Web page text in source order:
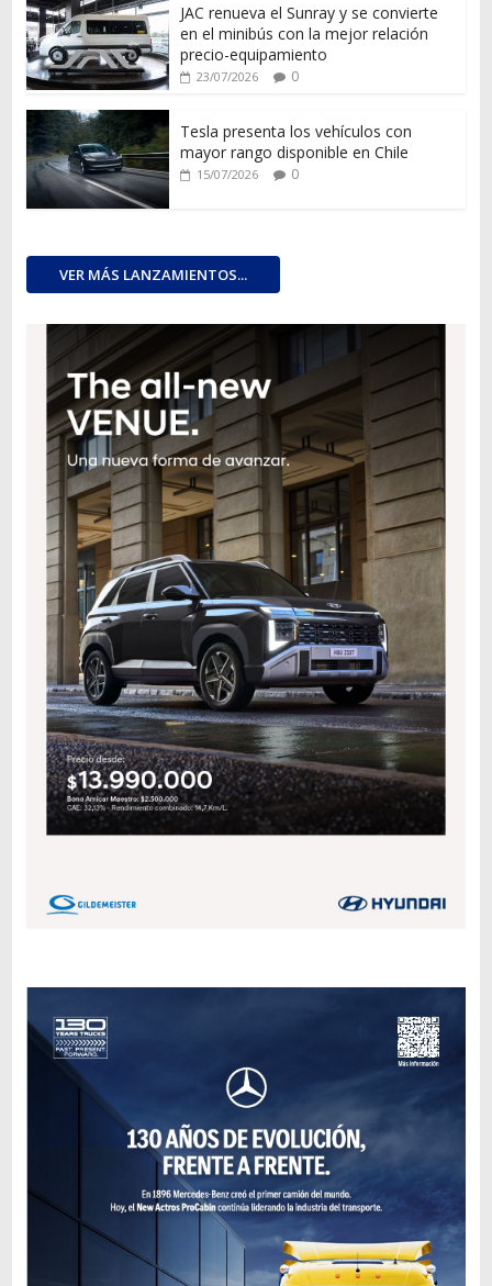
JAC renueva el Sunray y se convierte
en el minibús con la mejor relación
precio-equipamiento
23/07/2026 0
Tesla presenta los vehículos con
mayor rango disponible en Chile
15/07/2026 0
VER MÁS LANZAMIENTOS...